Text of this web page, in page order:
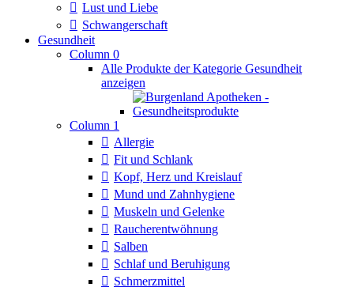
Lust und Liebe
Schwangerschaft
Gesundheit
Column 0
Alle Produkte der Kategorie Gesundheit
anzeigen
Column 1
Allergie
Fit und Schlank
Kopf, Herz und Kreislauf
Mund und Zahnhygiene
Muskeln und Gelenke
Raucherentwöhnung
Salben
Schlaf und Beruhigung
Schmerzmittel